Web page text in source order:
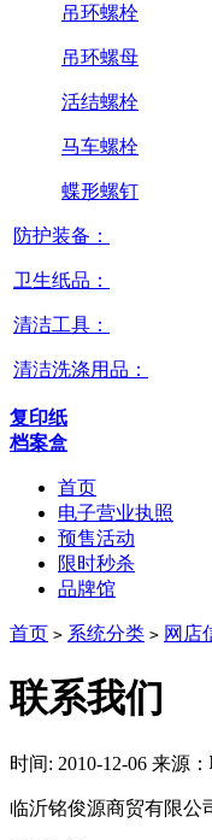
吊环螺栓
吊环螺母
活结螺栓
马车螺栓
蝶形螺钉
防护装备：
卫生纸品：
清洁工具：
清洁洗涤用品：
复印纸
档案盒
首页
电子营业执照
预售活动
限时秒杀
品牌馆
首页 > 系统分类 > 网店
联系我们
时间: 2010-12-06 来源
临沂铭俊源商贸有限公